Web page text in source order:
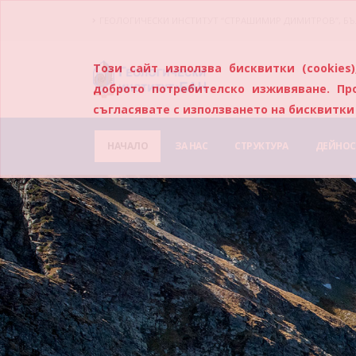
ЗА НАС СТРУКТУРА
Този сайт използва бисквитки
доброто потребителско изживяване.
съгласявате с използването на